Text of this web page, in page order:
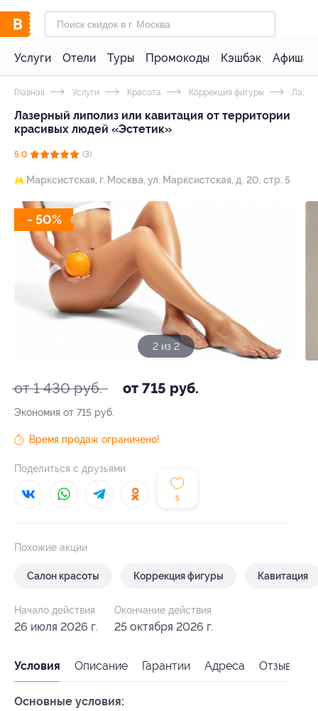
Услуги Отели Туры Промокоды Кэшбэк Афиша
Главная Услуги Красота Коррекция фигуры
Лазерный липолиз или кавитация от территории
красивых людей «Эстетик»
5.0 (3)
Марксистская, г. Москва, ул. Марксистская, д. 20, стр. 5
- 50%
1 из 2
от 1 430 руб. от 715 руб.
Экономия от 715 руб.
5
Время продаж ограничено!
Поделиться с друзьями
Похожие акции
Салон красоты Коррекция фигуры Кавитация
Начало действия
26 июля 2026 г.
Окончание действия
25 октября 2026 г.
Условия Описание Гарантии Адреса Отзывы
Основные условия: